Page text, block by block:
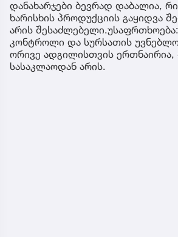
დანახარჯები ბევრად დაბალია,
ხარისხის პროდუქციის გაყიდვა
არის
კონტროლი და სურსათის
ორივე ადგილისთვის
სასაკლაოდან არის.